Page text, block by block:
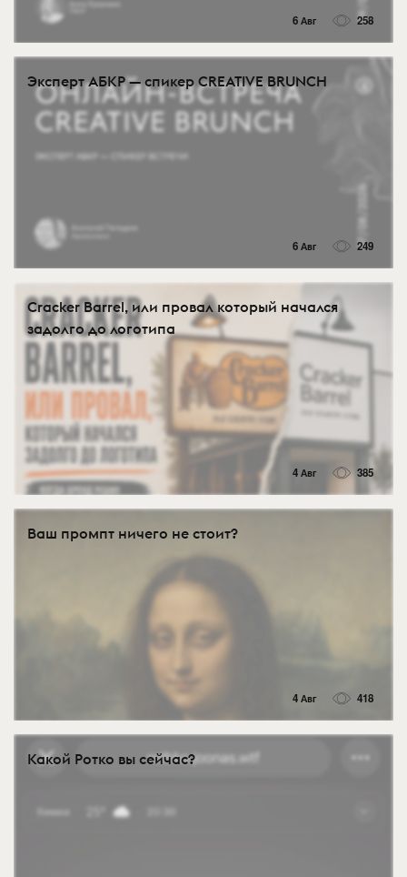
6 Авг 258
Эксперт АБКР — спикер CREATIVE BRUNCH
6 Авг 249
Cracker Barrel, или провал который начался
задолго до логотипа
4 Авг 385
Ваш промпт ничего не стоит?
4 Авг 418
Какой Ротко вы сейчас?